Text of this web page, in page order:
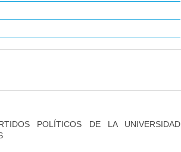
POLÍTICOS DE LA UNIVERSIDAD